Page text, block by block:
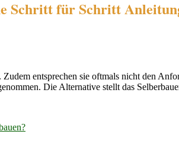
Schritt für Schritt
entsprechen sie oftmals nicht den
Die Alternative stellt das